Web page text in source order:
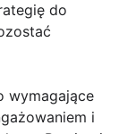
do
wymagające
i